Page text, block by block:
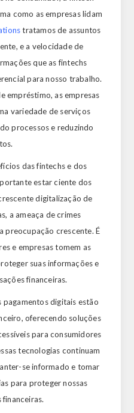
como as empresas lidam
tratamos de assuntos
e a velocidade de
que as fintechs
para nosso trabalho.
empréstimo, as empresas
variedade de serviços
processos e reduzindo
das fintechs e dos
estar ciente dos
digitalização de
a ameaça de crimes
preocupação crescente. É
e empresas tomem as
suas informações e
financeiras.
pagamentos digitais estão
oferecendo soluções
para consumidores
tecnologias continuam
se informado e tomar
para proteger nossas